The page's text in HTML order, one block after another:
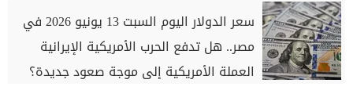
سعر الدولار اليوم السبت 13 يونيو 2026 في
مصر.. هل تدفع الحرب الأمريكية الإيرانية
العملة الأمريكية إلى موجة صعود جديدة؟